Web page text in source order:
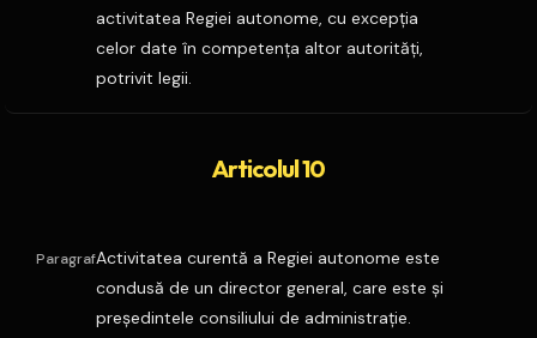
activitatea Regiei autonome, cu excepţia
celor date în competenţa altor autorităţi,
potrivit legii.
Articolul 10
ParagrafActivitatea curentă a Regiei autonome este
condusă de un director general, care este şi
preşedintele consiliului de administraţie.